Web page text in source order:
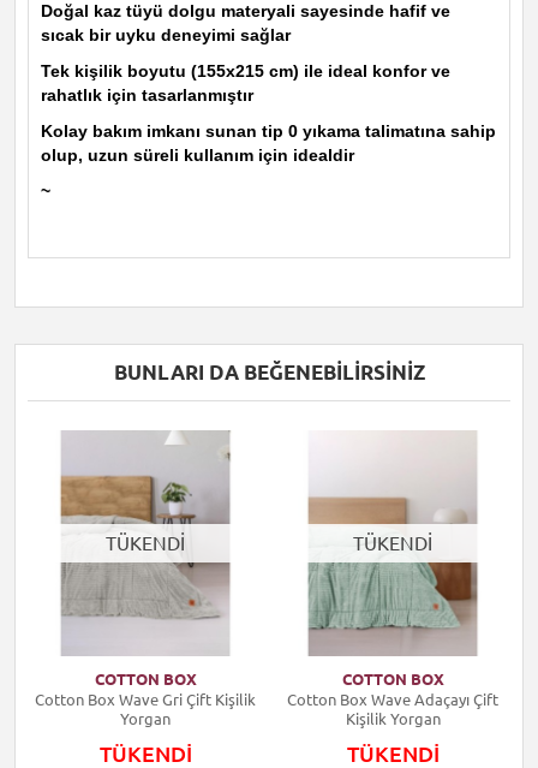
Doğal kaz tüyü dolgu materyali sayesinde hafif ve
sıcak bir uyku deneyimi sağlar
Tek kişilik boyutu (155x215 cm) ile ideal konfor ve
rahatlık için tasarlanmıştır
Kolay bakım imkanı sunan tip 0 yıkama talimatına sahip
olup, uzun süreli kullanım için idealdir
~
BUNLARI DA BEĞENEBILIRSINIZ
TÜKENDİ
COTTON BOX
Cotton Box Wave Gri Çift Kişilik
Yorgan
TÜKENDİ
TÜKENDİ
COTTON BOX
Cotton Box Wave Adaçayı Çift
Kişilik Yorgan
TÜKENDİ